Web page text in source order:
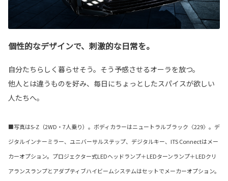
個性的なデザインで、刺激的な日常を。
自分たちらしく暮らせそう。そう予感させるオーラを放つ。
他人とは違うものを好み、毎日にちょっとしたスパイスが欲しい
人たちへ。
■写真はS-Z（2WD・7人乗り）。ボディカラーはニュートラルブラック〈229〉。デ
ジタルインナーミラー、ユニバーサルステップ、デジタルキー、ITS Connectはメー
カーオプション。プロジェクター式LEDヘッドランプ＋LEDターンランプ＋LEDクリ
アランスランプとアダプティブハイビームシステムはセットでメーカーオプション。